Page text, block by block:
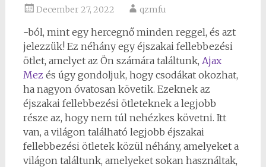
December 27, 2022 qzmfu
-ból, mint egy hercegnő minden reggel, és azt
jelezzük! Ez néhány egy éjszakai fellebbezési
ötlet, amelyet az Ön számára találtunk, Ajax
Mez és úgy gondoljuk, hogy csodákat okozhat,
ha nagyon óvatosan követik. Ezeknek az
éjszakai fellebbezési ötleteknek a legjobb
része az, hogy nem túl nehézkes követni. Itt
van, a világon található legjobb éjszakai
fellebbezési ötletek közül néhány, amelyeket a
világon találtunk, amelyeket sokan használtak,